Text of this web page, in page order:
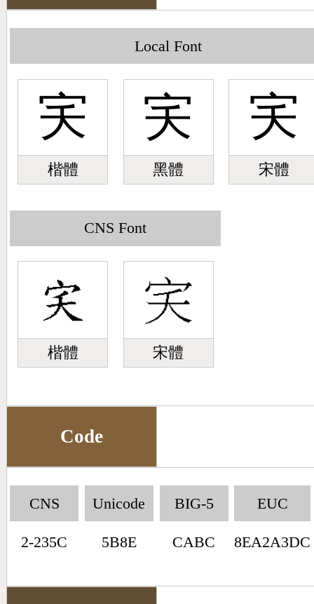
Pinyin Word Index
Local Font
宎
楷體
宎
黑體
宎
宋體
CNS Font
楷體 宋體
Code
CNS
2-235C
Unicode
5B8E
BIG-5
CABC
EUC
8EA2A3DC